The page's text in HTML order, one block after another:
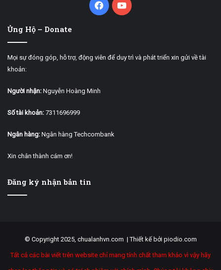
FacebookYouTube
Ủng Hộ – Donate
Mọi sự đóng góp, hỗ trợ, động viên để duy trì và phát triển xin gửi về tài
khoản:
Người nhận: Nguyễn Hoàng Minh
Số tài khoản: 7311696999
Ngân hàng: Ngân hàng Techcombank
Xin chân thành cám ơn!
Đăng ký nhận bản tin
© Copyright 2025, chualanhvn.com |Thiết kế bởi piodio.com
Tất cả các bài viết trên website chỉ mang tính chất tham khảo vì vậy hãy